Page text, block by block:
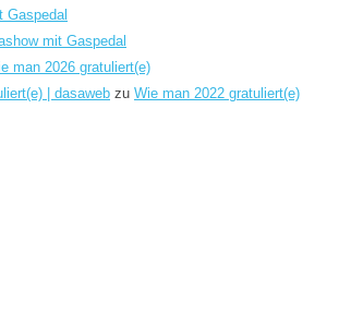
Gaspedal
mit Gaspedal
man 2026 gratuliert(e)
| dasaweb zu Wie man 2022 gratuliert(e)